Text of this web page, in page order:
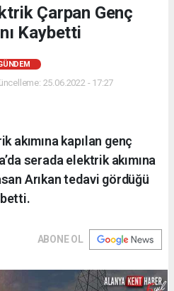
Çarpan Genç
Kaybetti
25.06.2022 - 17:27
akımına kapılan genç
serada elektrik akımına
Arıkan tedavi gördüğü
ABONE OL